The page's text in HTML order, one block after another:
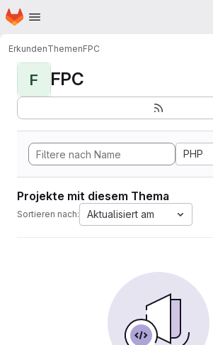
Zum Hauptinhalt springen
Startseite
ErkundenThemenFPC
F FPC
PHP
Projekte mit diesem Thema
Sortieren nach: Aktualisiert am